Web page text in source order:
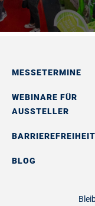
MESSETERMINE
WEBINARE FÜR
AUSSTELLER
BARRIEREFREIHEIT
BLOG